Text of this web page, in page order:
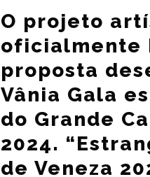
O projeto
oficialmente
proposta
Vânia Gala
do Grande
2024.
de Veneza